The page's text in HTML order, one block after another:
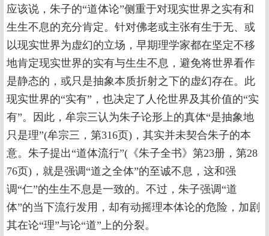
应该说，朱子的“道体论”侧重于对现实世界之实有和
生生不息的充分肯定。针对佛老或主张有生于无、或
以现实世界为虚幻的立场，早期理学家都在坚定不移
地肯定现实世界的实有与生生不息，避免将世界看作
是静态的，或只是抽象本质折射之下的虚幻存在。此
现实世界的“实有”，也决定了人伦世界及其价值的“实
有”。因此，牟宗三认为朱子论形上的真体“是抽象地
只是理”(牟宗三，第316页)，其实并未契合朱子的本
意。朱子提出“道体流行”(《朱子全书》第23册，第28
76页)，就是强调“道之全体”的至诚不息，这和强
调“仁”的生生不息是一致的。不过，朱子强调“道
体”的当下流行发用，却有动摇理本体论的危险，加剧
其在论“理”与论“道”上的分裂。